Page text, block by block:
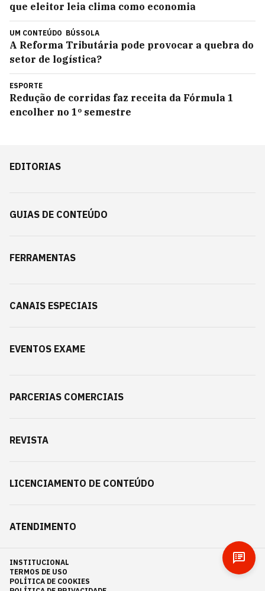
que eleitor leia clima como economia
UM CONTEÚDO BÚSSOLA
A Reforma Tributária pode provocar a quebra do
setor de logística?
ESPORTE
Redução de corridas faz receita da Fórmula 1
encolher no 1º semestre
EDITORIAS
GUIAS DE CONTEÚDO
FERRAMENTAS
CANAIS ESPECIAIS
EVENTOS EXAME
PARCERIAS COMERCIAIS
REVISTA
LICENCIAMENTO DE CONTEÚDO
ATENDIMENTO
INSTITUCIONAL
TERMOS DE USO
POLÍTICA DE COOKIES